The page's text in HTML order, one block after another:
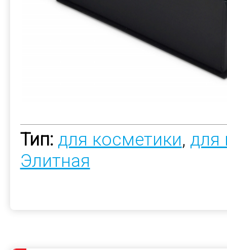
Тип: для косметики, для
Элитная